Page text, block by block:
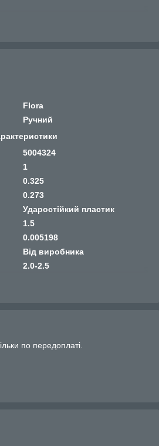
Flora
Ручний
5004324
1
0.325
0.273
Ударостійкий пластик
1.5
0.005198
Від виробника
2.0-2.5
по передоплаті.